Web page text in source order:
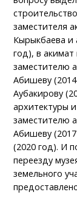
заместителя
Кырыкбаева и
год), в
заместителю
Абишеву
Аубакирову
архитектуры
заместителю
Абишеву
(2020 год). И
переезду
земельного